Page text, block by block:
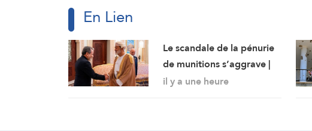
En Lien
Le scandale de la pénurie
de munitions s’aggrave |
Iran – Oman : L’accord
il y a une heure